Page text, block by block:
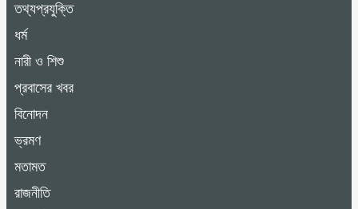
তথ্যপ্রযুক্তি
ধর্ম
নারী ও শিশু
প্রবাসের খবর
বিনোদন
ভ্রমণ
মতামত
রাজনীতি